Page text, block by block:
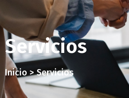
Servicios
Inicio > Servicios